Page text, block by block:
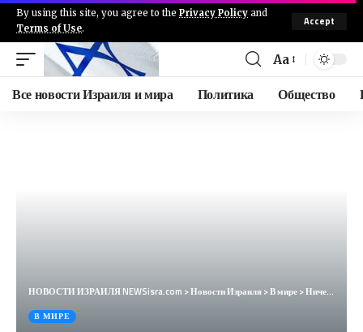
By using this site, you agree to the Privacy Policy and
Terms of Use.
Accept
Aa
Все новости Израиля и мира Политика Общество
НОВОСТИ ИЗРАИЛЯ NEWSisra.com >Новости Израиля>В мире>Ничего личного, просто бизнес: назван скрытый мотив западной помощи Украине (Niezależny Dziennik Polityczny, Польша)
В МИРЕ